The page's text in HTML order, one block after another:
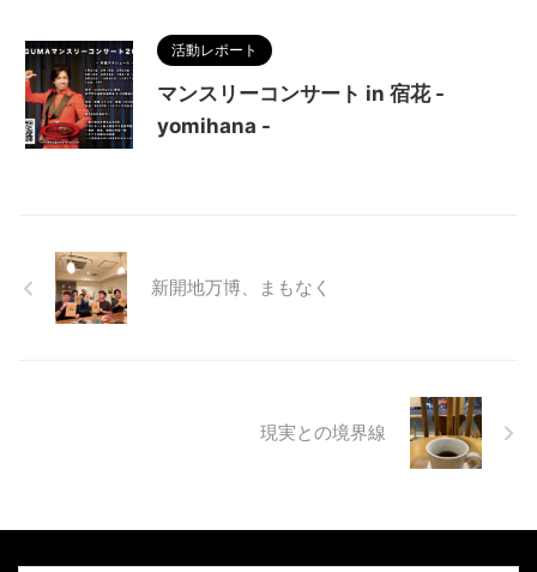
活動レポート
マンスリーコンサート in 宿花 -
yomihana -
新開地万博、まもなく
現実との境界線